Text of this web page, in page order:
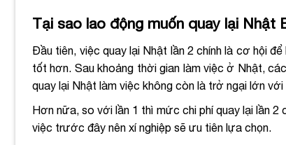
Tại sao lao động muốn quay lại Nhật
Đầu tiên, việc quay lại Nhật lần 2 chính là cơ hội
tốt hơn. Sau khoảng thời gian làm việc ở Nhật,
quay lại Nhật làm việc không còn là trở ngại lớn
Hơn nữa, so với lần 1 thì mức chi phí quay lại lần
việc trước đây nên xí nghiệp sẽ ưu tiên lựa chọn.